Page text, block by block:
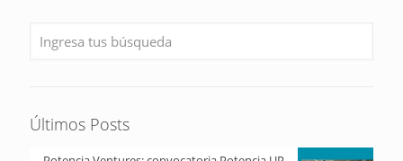
Últimos Posts